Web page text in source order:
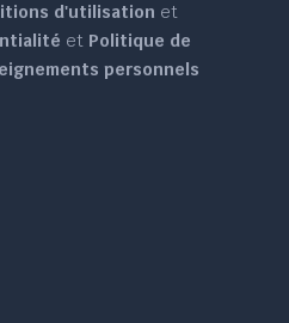
d'utilisation et
et Politique de
personnels